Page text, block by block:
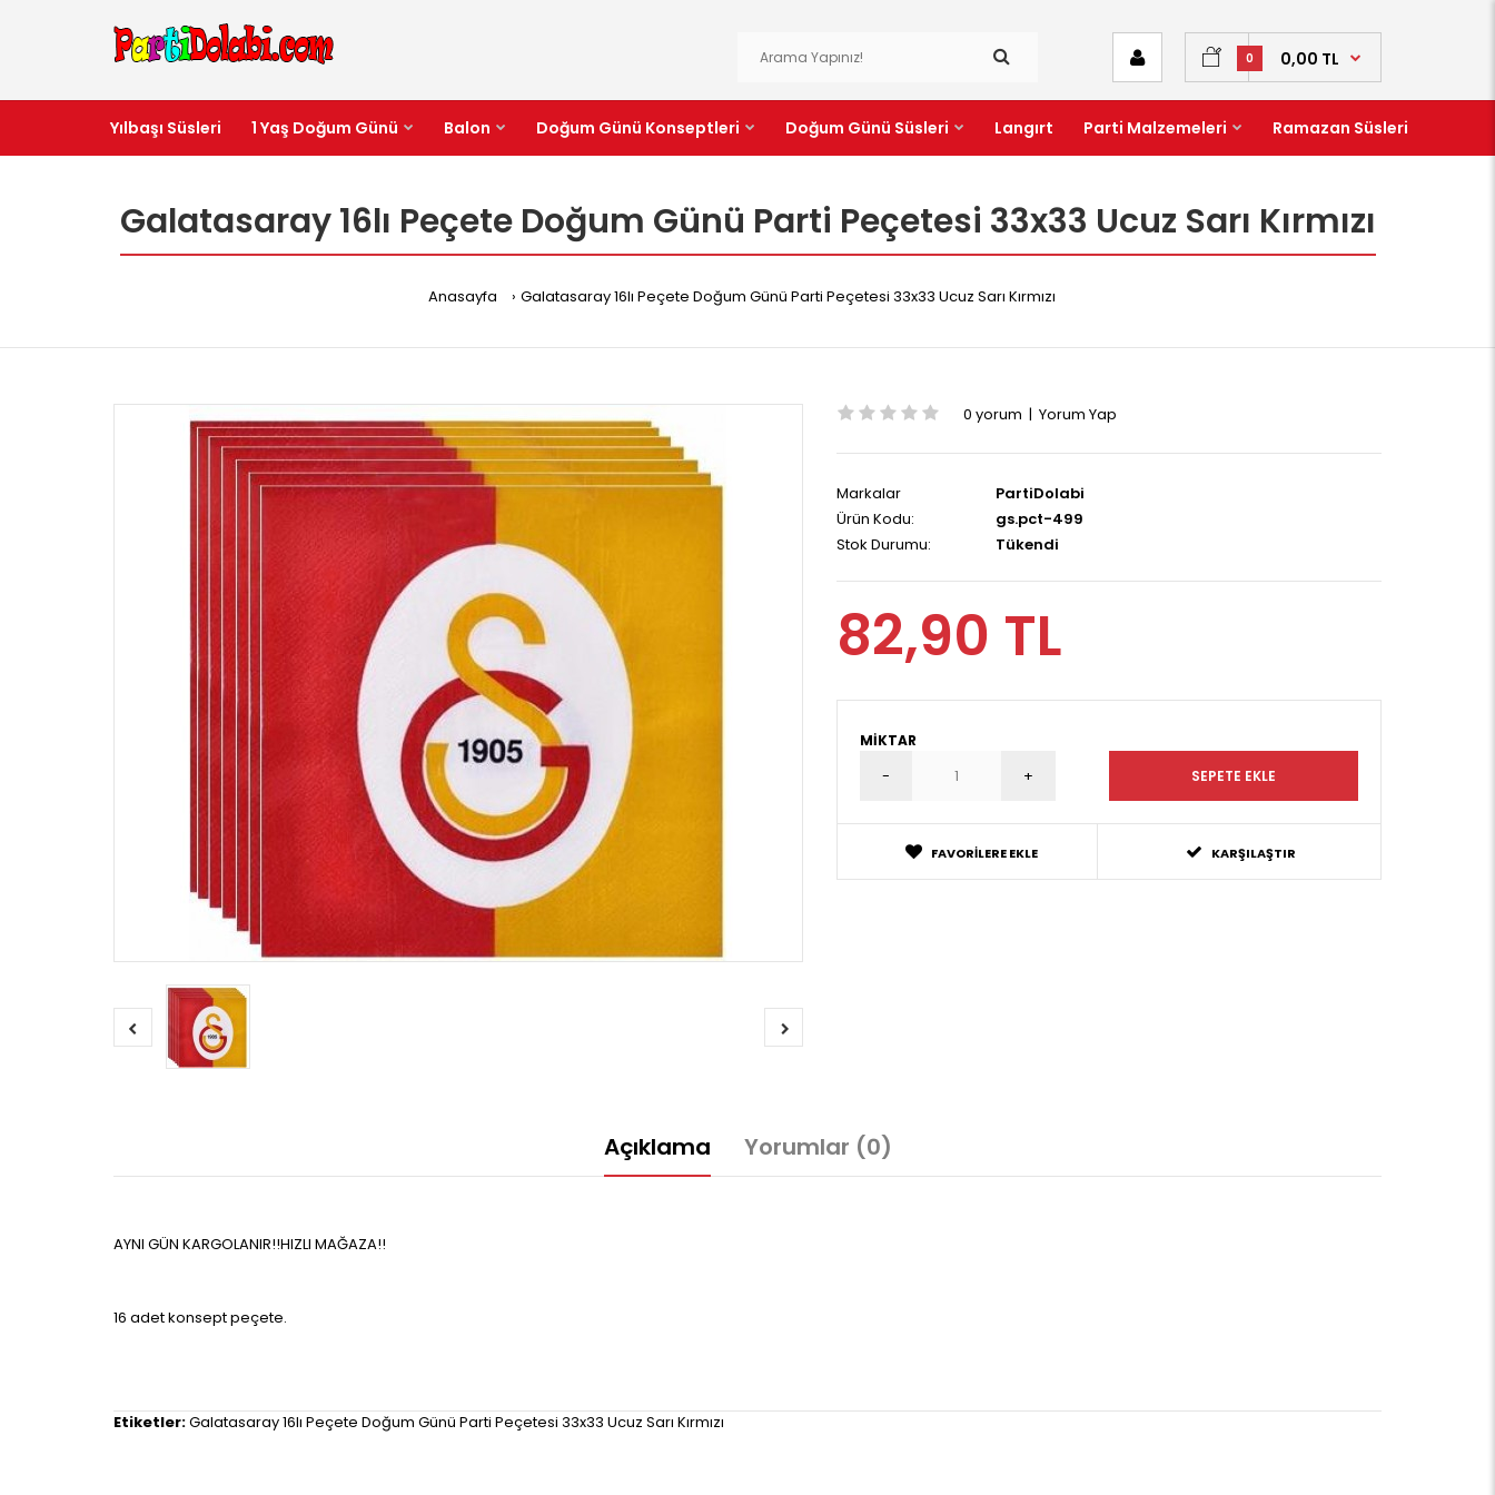
0 0,00 TL
Yılbaşı Süsleri 1 Yaş Doğum Günü Balon Doğum Günü Konseptleri Doğum Günü Süsleri Langırt Parti Malzemeleri Ramazan Süsleri
Galatasaray 16lı Peçete Doğum Günü Parti Peçetesi 33x33 Ucuz Sarı Kırmızı
Anasayfa Galatasaray 16lı Peçete Doğum Günü Parti Peçetesi 33x33 Ucuz Sarı Kırmızı
0 yorum | Yorum Yap
Markalar
PartiDolabi
Ürün Kodu:
gs.pct-499
Stok Durumu:
Tükendi
82,90 TL
MIKTAR
FAVORILERE EKLE KARŞILAŞTIR
Açıklama Yorumlar (0)
AYNI GÜN KARGOLANIR!!HIZLI MAĞAZA!!
16 adet konsept peçete.
Etiketler:Galatasaray 16lı Peçete Doğum Günü Parti Peçetesi 33x33 Ucuz Sarı Kırmızı